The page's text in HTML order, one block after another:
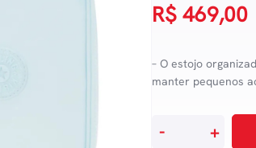
R$ 469,00
– O estojo
manter pequenos
- +